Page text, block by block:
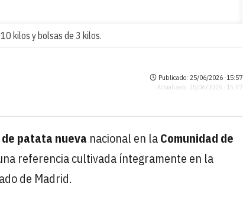
kilos y bolsas de 3 kilos.
Publicado: 25/06/2026 ·15:57
Actualizado: 25/06/2026 · 15:57
patata nueva nacional en laComunidad de
referencia cultivada íntegramente en la
de Madrid.